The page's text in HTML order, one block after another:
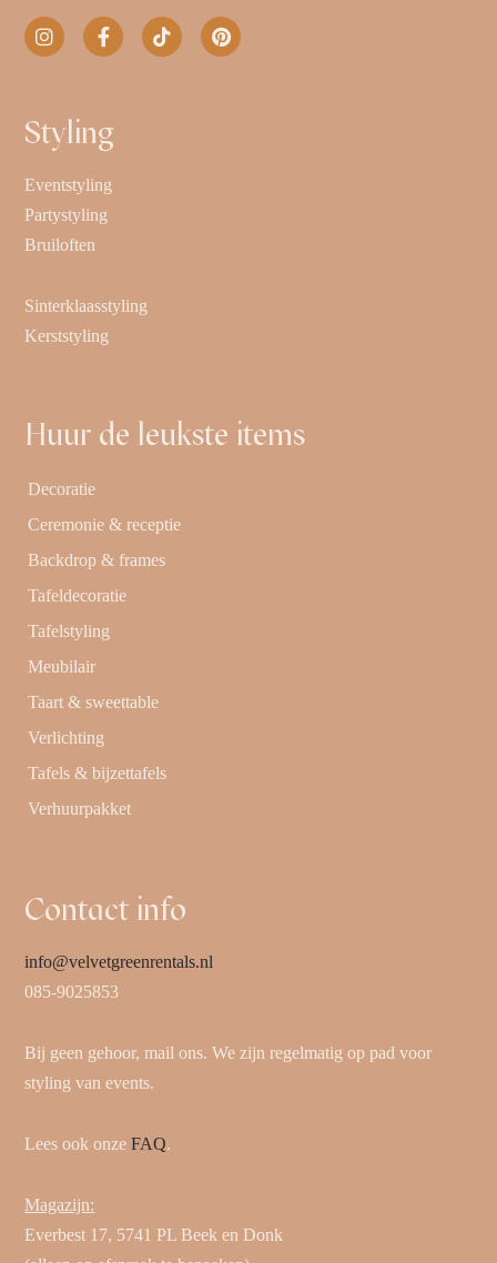
Styling
Eventstyling
Partystyling
Bruiloften
Sinterklaasstyling
Kerststyling
Huur de leukste items
Decoratie
Ceremonie & receptie
Backdrop & frames
Tafeldecoratie
Tafelstyling
Meubilair
Taart & sweettable
Verlichting
Tafels & bijzettafels
Verhuurpakket
Contact info
info@velvetgreenrentals.nl
085-9025853
Bij geen gehoor, mail ons. We zijn regelmatig op pad voor
styling van events.
Lees ook onzeFAQ.
Magazijn:
Everbest 17, 5741 PL Beek en Donk